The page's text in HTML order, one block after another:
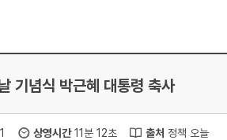
기념식 박근혜 대통령 축사
상영시간11분 12초 출처 정책 오늘